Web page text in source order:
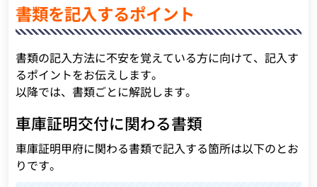
書類を記入するポイント
書類の記入方法に不安を覚えている方に向けて、記入す
るポイントをお伝えします。
以降では、書類ごとに解説します。
車庫証明交付に関わる書類
車庫証明甲府に関わる書類で記入する箇所は以下のとお
りです。